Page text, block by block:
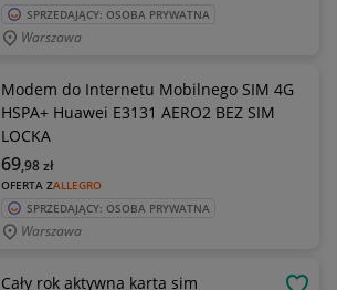
SPRZEDAJĄCY: OSOBA PRYWATNA
Warszawa
Modem do Internetu Mobilnego SIM 4G
HSPA+ Huawei E3131 AERO2 BEZ SIM
LOCKA
OFERTA ZALLEGRO
69,98zł
SPRZEDAJĄCY: OSOBA PRYWATNA
Warszawa
Cały rok aktywna karta sim